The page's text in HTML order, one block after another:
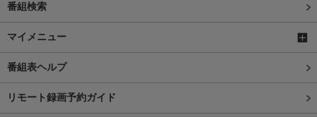
番組検索
マイメニュー
番組表ヘルプ
リモート録画予約ガイド